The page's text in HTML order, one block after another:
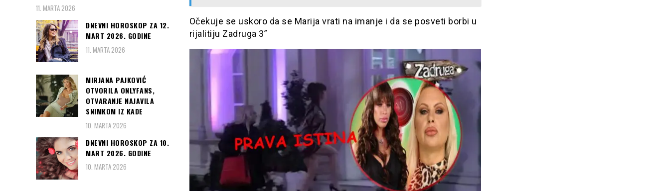
Očekuje se uskoro da se Marija vrati na imanje i da se posveti borbi u
rijalitiju Zadruga 3”
11. MARTA 2026
DNEVNI HOROSKOP ZA 12.
MART 2026. GODINE
11. MARTA 2026
MIRJANA PAJKOVIĆ
OTVORILA ONLYFANS,
OTVARANJE NAJAVILA
SNIMKOM IZ KADE
10. MARTA 2026
DNEVNI HOROSKOP ZA 10.
MART 2026. GODINE
10. MARTA 2026